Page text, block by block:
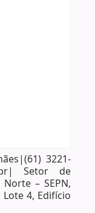
3221-
Setor de
– SEPN,
4, Edifício